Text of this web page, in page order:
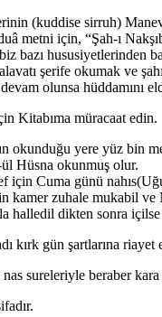
(kuddise sirruh)
metni için, “Şah-ı
bazı hususiyetlerinden
şerife okumak ve
olunsa hüddamını
Kitabıma müracaat edin.
okunduğu yere yüz bin
Hüsna okunmuş olur.
Cuma günü
zuhale mukabil ve
halledil dikten sonra içilse
kırk gün şartlarına
sureleriyle beraber kara